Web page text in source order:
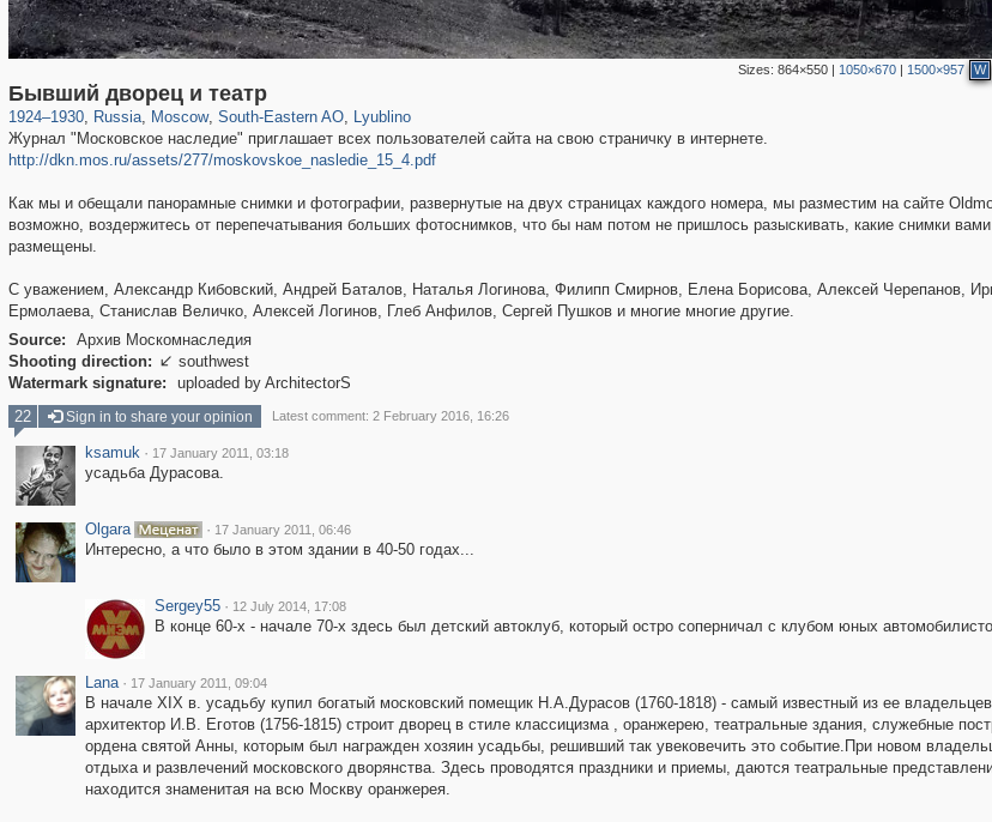
Sizes: 864×550| 1050×670| 1500×957 W
Бывший дворец и театр
1924–1930, Russia
1,406,656 29,243
, Moscow
319,864 8,286
, South-Eastern AO
11,379
, Lyublino
Журнал "Московское наследие" приглашает всех пользователей сайта на свою страничку в интернете.
http://dkn.mos.ru/assets/277/moskovskoe_nasledie_15_4.pdf
Как мы и обещали панорамные снимки и фотографии, развернутые на двух страницах каждого номера, мы разместим на сайте
возможно, воздержитесь от перепечатывания больших фотоснимков, что бы нам потом не пришлось разыскивать, какие снимки
размещены.
С уважением, Александр Кибовский, Андрей Баталов, Наталья Логинова, Филипп Смирнов, Елена Борисова, Алексей Черепанов,
Ермолаева, Станислав Величко, Алексей Логинов, Глеб Анфилов, Сергей Пушков и многие многие другие.
Source:
Архив Москомнаследия
Shooting direction:  southwest
Watermark signature:
uploaded by ArchitectorS
22 Sign in to share your opinion Latest comment: 2 February 2016, 16:26
ksamuk · 17 January 2011, 03:18
усадьба Дурасова.
Olgara · 17 January 2011, 06:46
Интересно, а что было в этом здании в 40-50 годах...
Sergey55 · 12 July 2014, 17:08
В конце 60-х - начале 70-х здесь был детский автоклуб, который остро соперничал с клубом юных
Lana · 17 January 2011, 09:04
В начале XIX в. усадьбу купил богатый московский помещик Н.А.Дурасов (1760-1818) - самый известный из ее
архитектор И.В. Еготов (1756-1815) строит дворец в стиле классицизма , оранжерею, театральные здания, служебные
ордена святой Анны, которым был награжден хозяин усадьбы, решивший так увековечить это событие.При новом
отдыха и развлечений московского дворянства. Здесь проводятся праздники и приемы, даются театральные
находится знаменитая на всю Москву оранжерея.